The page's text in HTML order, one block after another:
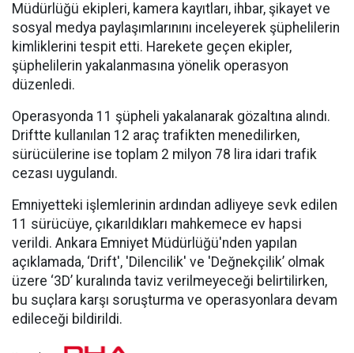
Müdürlüğü ekipleri, kamera kayıtları, ihbar, şikayet ve
sosyal medya paylaşımlarınını inceleyerek şüphelilerin
kimliklerini tespit etti. Harekete geçen ekipler,
şüphelilerin yakalanmasına yönelik operasyon
düzenledi.
Operasyonda 11 şüpheli yakalanarak gözaltına alındı.
Driftte kullanılan 12 araç trafikten menedilirken,
sürücülerine ise toplam 2 milyon 78 lira idari trafik
cezası uygulandı.
Emniyetteki işlemlerinin ardından adliyeye sevk edilen
11 sürücüye, çıkarıldıkları mahkemece ev hapsi
verildi. Ankara Emniyet Müdürlüğü'nden yapılan
açıklamada, ‘Drift', 'Dilencilik' ve 'Değnekçilik’ olmak
üzere ‘3D’ kuralında taviz verilmeyeceği belirtilirken,
bu suçlara karşı soruşturma ve operasyonlara devam
edileceği bildirildi.